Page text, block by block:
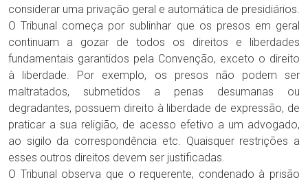
considerar uma privação geral e automática de presidiários.
O Tribunal começa por sublinhar que os presos em geral
continuam a gozar de todos os direitos e liberdades
fundamentais garantidos pela Convenção, exceto o direito
à liberdade. Por exemplo, os presos não podem ser
maltratados, submetidos a penas desumanas ou
degradantes, possuem direito à liberdade de expressão, de
praticar a sua religião, de acesso efetivo a um advogado,
ao sigilo da correspondência etc. Quaisquer restrições a
esses outros direitos devem ser justificadas.
O Tribunal observa que o requerente, condenado à prisão